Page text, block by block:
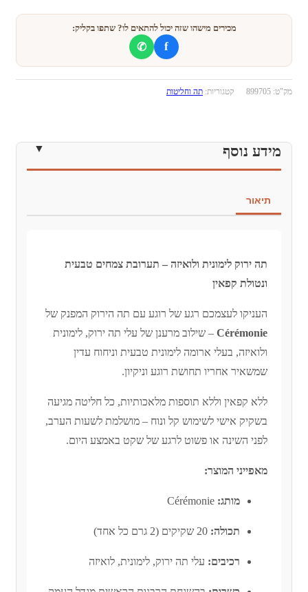
מכירים מישהו שזה יכול להתאים לו? שתפו בקליק:
✆
מק"ט:899705 קטגוריות:תה וחליטות
מידע נוסף
תיאור
תה ירוק לימונית ולואיזה – תערובת צמחים טבעית
ונטולת קפאין
העניקו לעצמכם רגע של רוגע עם תה הירוק המפנק של
Cérémonie– שילוב מרענן של עלי תה ירוק, לימונית
ולואיזה, בעלי ארומה לימונית טבעית וניחוח עדין
שמשאיר אחריו תחושת רוגע וניקיון.
ללא קפאין וללא תוספות מלאכותיות, כל חליטה מגיעה
בשקיק אישי לשימוש קל ונוח – מושלמת לשעות הערב,
לפני השינה או פשוט לרגע של שקט באמצע היום.
מאפייני המוצר:
מותג: Cérémonie
תכולה: 20 שקיקים (2 גרם כל אחד)
רכיבים: עלי תה ירוק, לימונית, לואיזה